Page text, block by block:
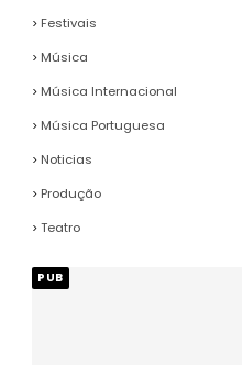
Festivais
Música
Música Internacional
Música Portuguesa
Noticias
Produção
Teatro
PUB